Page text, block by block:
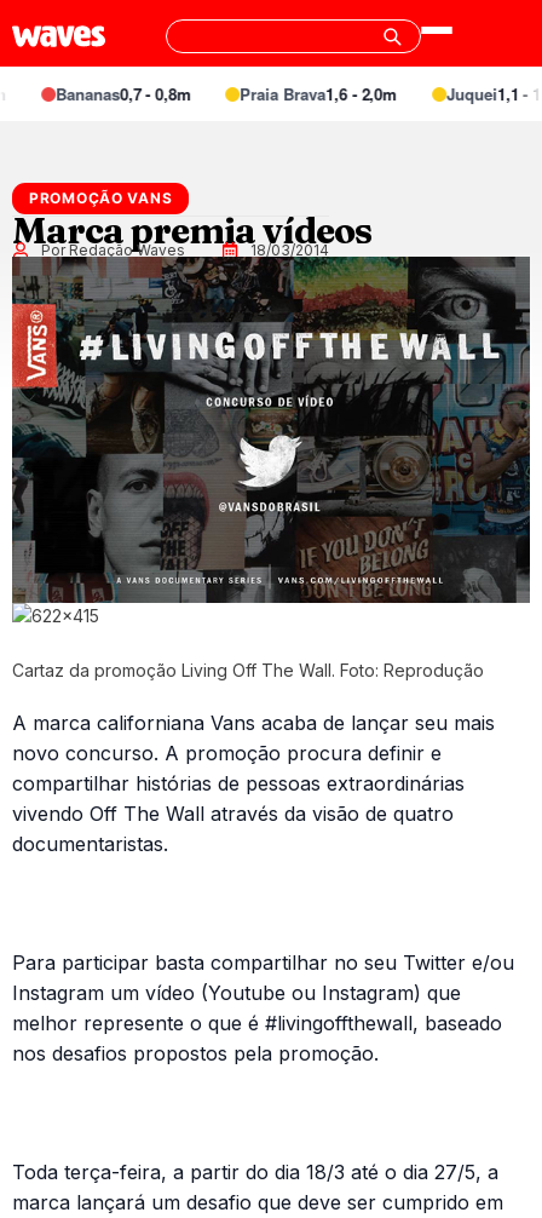
Bananas0,7 - 0,8m Praia Brava1,6 - 2,0m Juquei1,1 -
PROMOÇÃO VANS
Marca premia vídeos
Por Redação Waves 18/03/2014
Cartaz da promoção Living Off The Wall. Foto: Reprodução
A marca californiana Vans acaba de lançar seu mais
novo concurso. A promoção procura definir e
compartilhar histórias de pessoas extraordinárias
vivendo Off The Wall através da visão de quatro
documentaristas.
Para participar basta compartilhar no seu Twitter e/ou
Instagram um vídeo (Youtube ou Instagram) que
melhor represente o que é #livingoffthewall, baseado
nos desafios propostos pela promoção.
Toda terça-feira, a partir do dia 18/3 até o dia 27/5, a
marca lançará um desafio que deve ser cumprido em